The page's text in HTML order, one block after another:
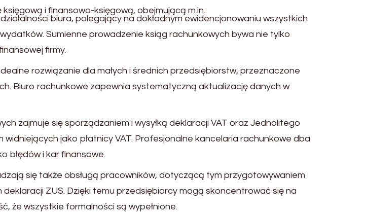
i finansowo-księgową, obejmującą m.in.:
biura, polegający na dokładnym ewidencjonowaniu wszystkich
Sumienne prowadzenie ksiąg rachunkowych bywa nie tylko
firmy.
rozwiązanie dla małych i średnich przedsiębiorstw, przeznaczone
Biuro rachunkowe zapewnia systematyczną aktualizację danych w
zajmuje się sporządzaniem i wysyłką deklaracji VAT oraz Jednolitego
jako płatnicy VAT. Profesjonalne kancelaria rachunkowe dba
błędów i kar finansowe.
się także obsługą pracowników, dotyczącą tym przygotowywaniem
ZUS. Dzięki temu przedsiębiorcy mogą skoncentrować się na
że wszystkie formalności są wypełnione.